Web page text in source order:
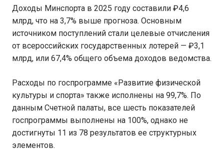
Доходы Минспорта в 2025 году составили ₽4,6
млрд, что на 3,7% выше прогноза. Основным
источником поступлений стали целевые отчисления
от всероссийских государственных лотерей — ₽3,1
млрд, или 67,4% общего объема доходов ведомства.
Расходы по госпрограмме «Развитие физической
культуры и спорта» также исполнены на 99,7%. По
данным Счетной палаты, все шесть показателей
госпрограммы выполнены на 100%, однако не
достигнуты 11 из 78 результатов ее структурных
элементов.